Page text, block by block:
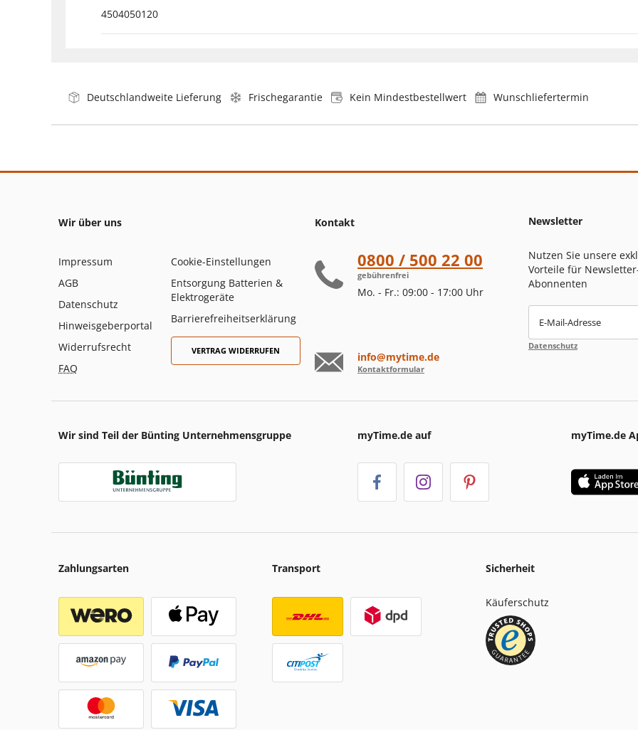
4504050120
Deutschlandweite Lieferung Frischegarantie Kein Mindestbestellwert Wunschliefertermin
Wir über uns
Impressum
AGB
Datenschutz
Hinweisgeberportal
Widerrufsrecht
FAQ
Cookie-Einstellungen
Entsorgung Batterien &
Elektrogeräte
Barrierefreiheitserklärung
VERTRAG WIDERRUFEN
Kontakt
0800 / 500 22 00
gebührenfrei
Mo. - Fr.: 09:00 - 17:00 Uhr
info@mytime.de
Kontaktformular
Newsletter
Nutzen Sie unsere
Vorteile für
Abonnenten
E-Mail-Adresse
Datenschutz
Wir sind Teil der Bünting Unternehmensgruppe myTime.de auf myTime.de
Zahlungsarten Transport Sicherheit
Käuferschutz